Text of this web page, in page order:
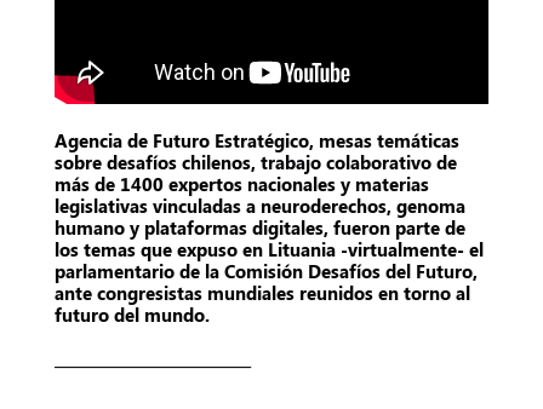
Agencia de Futuro Estratégico, mesas temáticas
sobre desafíos chilenos, trabajo colaborativo de
más de 1400 expertos nacionales y materias
legislativas vinculadas a neuroderechos, genoma
humano y plataformas digitales, fueron parte de
los temas que expuso en Lituania -virtualmente- el
parlamentario de la Comisión Desafíos del Futuro,
ante congresistas mundiales reunidos en torno al
futuro del mundo.